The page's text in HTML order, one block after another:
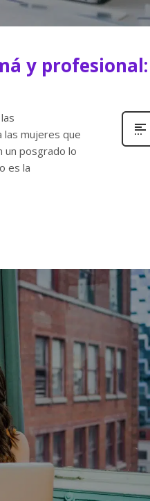
y profesional:
las mujeres que
un posgrado lo
es la